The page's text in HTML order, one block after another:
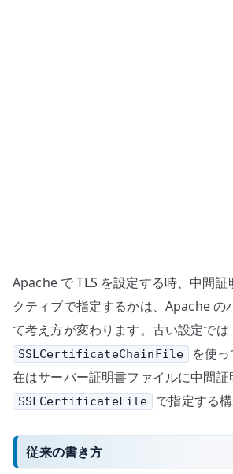
Apache で TLS を設定する時、中間証
クティブで指定するかは、Apache の
て考え方が変わります。古い設定では
SSLCertificateChainFile
を使
在はサーバー証明書ファイルに中間証
SSLCertificateFile で指定する
従来の書き方